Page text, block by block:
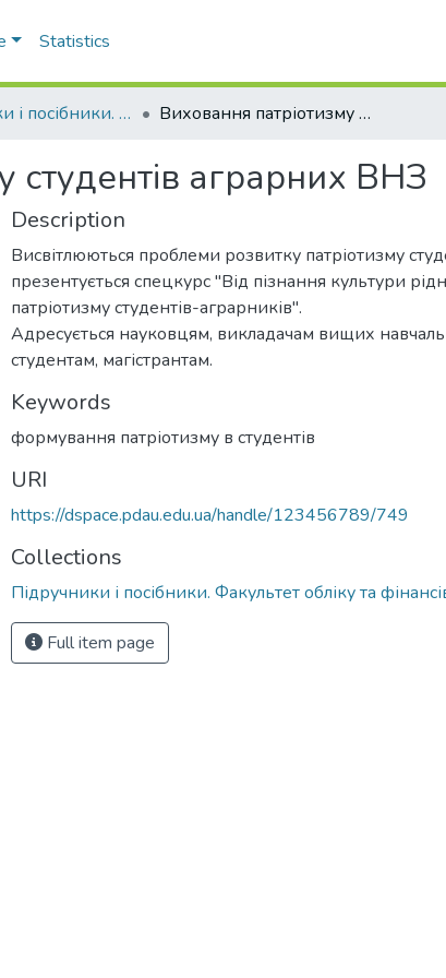
Statistics
Підручники і посібники. Факультет обліку та фінансів Виховання патріотизму у студентів аграрних ВНЗ
студентів аграрних ВНЗ
Description
Висвітлюються проблеми розвитку патріотизму
презентується спецкурс "Від пізнання культури
патріотизму студентів-аграрників".
Адресується науковцям, викладачам вищих
студентам, магістрантам.
Keywords
формування патріотизму в студентів
URI
https://dspace.pdau.edu.ua/handle/123456789/749
Collections
Підручники і посібники. Факультет обліку та
Full item page